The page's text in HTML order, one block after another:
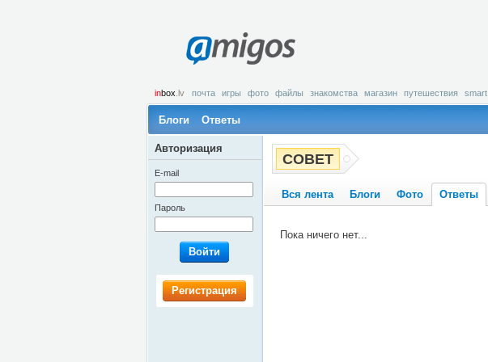
amigos
inbox .lv почта игры фото файлы знакомства магазин путешествия smart
Блоги Ответы
СОВЕТ
Вся лента Блоги Фото Ответы
Пока ничего нет...
Авторизация
E-mail
Пароль
Войти
Регистрация